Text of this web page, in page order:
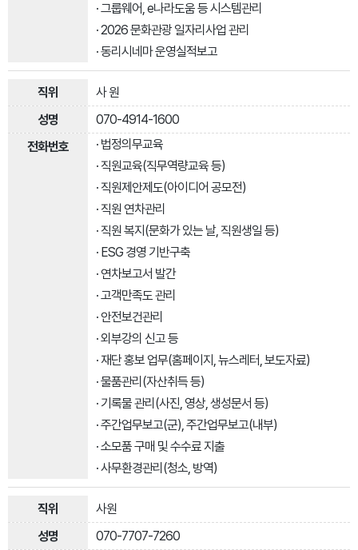
· 그룹웨어, e나라도움 등 시스템관리
· 2026 문화관광 일자리사업 관리
· 동리시네마 운영실적보고
사 원
070-4914-1600
· 법정의무교육
· 직원교육(직무역량교육 등)
· 직원제안제도(아이디어 공모전)
· 직원 연차관리
· 직원 복지(문화가 있는 날, 직원생일 등)
· ESG 경영 기반구축
· 연차보고서 발간
· 고객만족도 관리
· 안전보건관리
· 외부강의 신고 등
· 재단 홍보 업무(홈페이지, 뉴스레터, 보도자료)
· 물품관리(자산취득 등)
· 기록물 관리(사진, 영상, 생성문서 등)
· 주간업무보고(군), 주간업무보고(내부)
· 소모품 구매 및 수수료 지출
· 사무환경관리(청소, 방역)
사원
070-7707-7260